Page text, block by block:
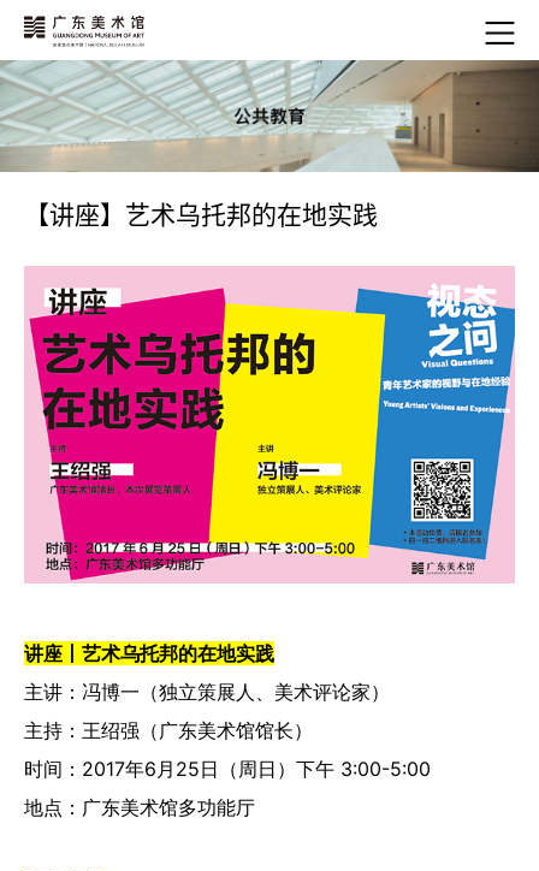
【讲座】艺术乌托邦的在地实践
讲座丨艺术乌托邦的在地实践
主讲：冯博一（独立策展人、美术评论家）
主持：王绍强（广东美术馆馆长）
时间：2017年6月25日（周日）下午 3:00-5:00
地点：广东美术馆多功能厅